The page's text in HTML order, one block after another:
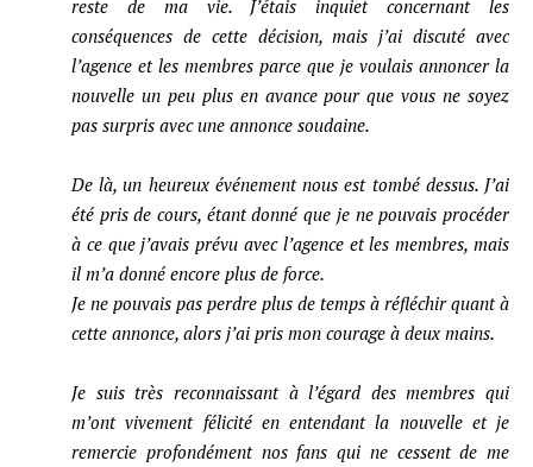
reste de ma vie. J’étais inquiet concernant les
conséquences de cette décision, mais j’ai discuté avec
l’agence et les membres parce que je voulais annoncer la
nouvelle un peu plus en avance pour que vous ne soyez
pas surpris avec une annonce soudaine.
De là, un heureux événement nous est tombé dessus. J’ai
été pris de cours, étant donné que je ne pouvais procéder
à ce que j’avais prévu avec l’agence et les membres, mais
il m’a donné encore plus de force.
Je ne pouvais pas perdre plus de temps à réfléchir quant à
cette annonce, alors j’ai pris mon courage à deux mains.
Je suis très reconnaissant à l’égard des membres qui
m’ont vivement félicité en entendant la nouvelle et je
remercie profondément nos fans qui ne cessent de me